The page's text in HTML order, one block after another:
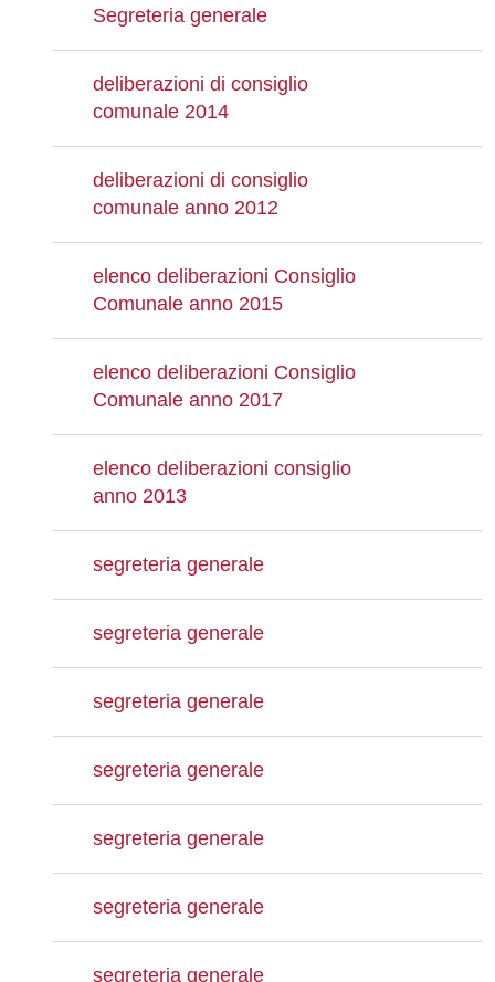
Segreteria generale
deliberazioni di consiglio
comunale 2014
deliberazioni di consiglio
comunale anno 2012
elenco deliberazioni Consiglio
Comunale anno 2015
elenco deliberazioni Consiglio
Comunale anno 2017
elenco deliberazioni consiglio
anno 2013
segreteria generale
segreteria generale
segreteria generale
segreteria generale
segreteria generale
segreteria generale
segreteria generale